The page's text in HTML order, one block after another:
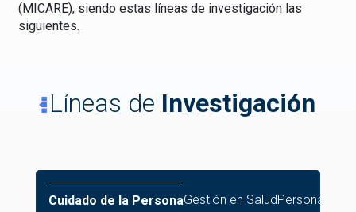
(MICARE), siendo estas líneas de investigación las
siguientes.
Líneas de Investigación
Cuidado de la PersonaGestión en SaludPersona